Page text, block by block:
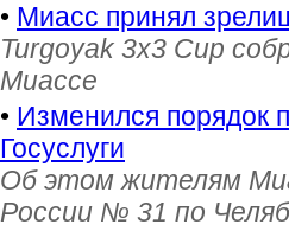
• Миасс принял
Turgoyak 3x3 Cup
Миассе
• Изменился порядок
Госуслуги
Об этом жителям
России № 31 по